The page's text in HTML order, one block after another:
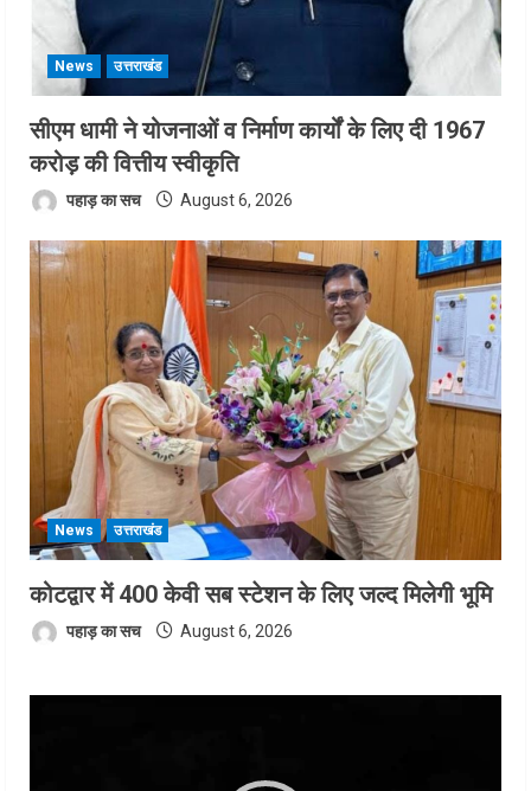
News उत्तराखंड
सीएम धामी ने योजनाओं व निर्माण कार्यों के लिए दी 1967
करोड़ की वित्तीय स्वीकृति
पहाड़ का सच August 6, 2026
News उत्तराखंड
कोटद्वार में 400 केवी सब स्टेशन के लिए जल्द मिलेगी भूमि
पहाड़ का सच August 6, 2026